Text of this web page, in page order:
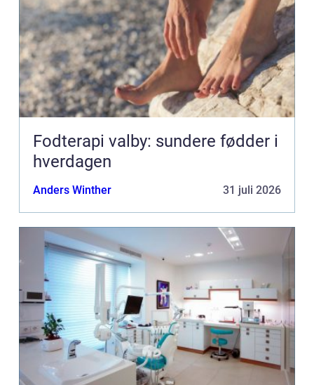
Fodterapi valby: sundere fødder i
hverdagen
Anders Winther 31 juli 2026